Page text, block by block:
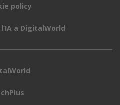
policy
a DigitalWorld